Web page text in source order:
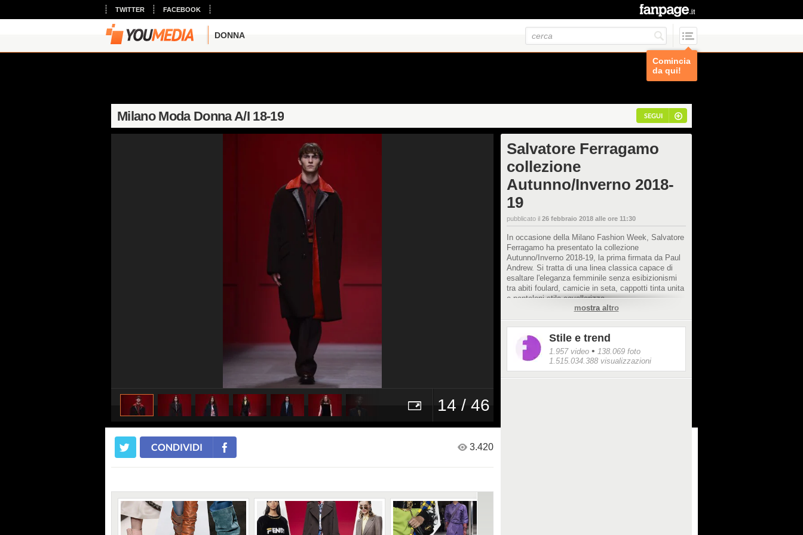
TWITTER FACEBOOK
DONNA
Comincia
da qui!
Milano Moda Donna A/I 18-19 SEGUI
14 / 46
Salvatore Ferragamo
collezione
Autunno/Inverno 2018-
19
pubblicato il 26 febbraio 2018 alle ore 11:30
In occasione della Milano Fashion Week, Salvatore
Ferragamo ha presentato la collezione
Autunno/Inverno 2018-19, la prima firmata da Paul
Andrew. Si tratta di una linea classica capace di
esaltare l'eleganza femminile senza esibizionismi
tra abiti foulard, camicie in seta, cappotti tinta unita
e pantaloni stile cavallerizza.
mostra altro
Stile e trend
1.957 video • 138.069 foto
1.515.034.388 visualizzazioni
CONDIVIDI 3.420